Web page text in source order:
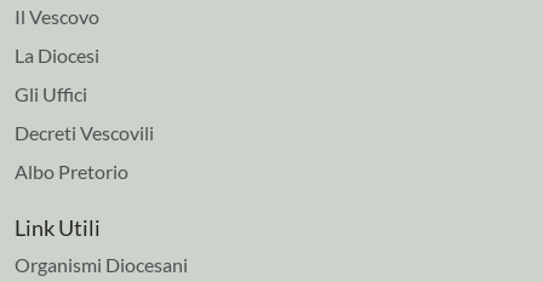
Il Vescovo
La Diocesi
Gli Uffici
Decreti Vescovili
Albo Pretorio
Link Utili
Organismi Diocesani